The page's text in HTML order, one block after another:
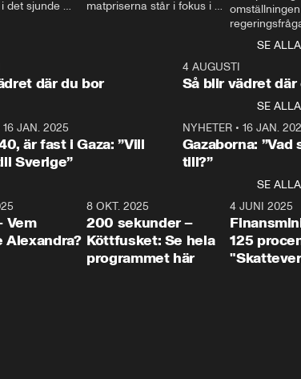
det sjunde
My
och
till svars.
matpriserna står i fokus i
Rohwedder ställer
statsminister Ulf Kristersson
centrum i
avsnittet av
Makten”. Se
Aftonbladets
Rohwedder
Thand Ring
SE ALLA
där du bor
4 AUGUSTI
Så blir vädret där
SE ALLA
16 JAN. 2025
är fast i Gaza: ”Vill
Sverige”
NYHETER• 16 JAN.
Gazaborna:
till?”
SE ALLA
31:05
Vem
Alexandra?
4:29
8 OKT. 2025
200 sekunder –
Köttfusket: Se hela
programmet här
4 JUNI 2025
125